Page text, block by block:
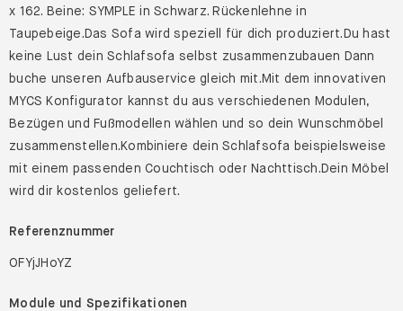
x 162. Beine: SYMPLE in Schwarz. Rückenlehne in
Taupebeige.Das Sofa wird speziell für dich produziert.Du hast
keine Lust dein Schlafsofa selbst zusammenzubauen Dann
buche unseren Aufbauservice gleich mit.Mit dem innovativen
MYCS Konfigurator kannst du aus verschiedenen Modulen,
Bezügen und Fußmodellen wählen und so dein Wunschmöbel
zusammenstellen.Kombiniere dein Schlafsofa beispielsweise
mit einem passenden Couchtisch oder Nachttisch.Dein Möbel
wird dir kostenlos geliefert.
Referenznummer
OFYjJHoYZ
Module und Spezifikationen